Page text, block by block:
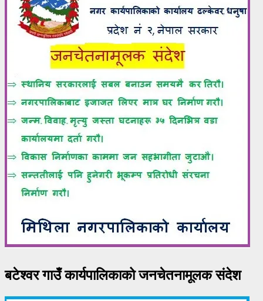
बटेश्वर गाउँ कार्यपालिकाको जनचेतनामूलक संदेश